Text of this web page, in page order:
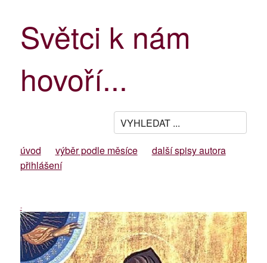
Světci k nám
hovoří...
úvod výběr podle měsíce
další spisy autora
přihlášení
-